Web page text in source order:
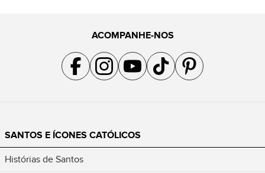
ACOMPANHE-NOS
Acompanhe a gente no Facebook
Acompanhe a gente no Instagram
Acompanhe a gente no YouTube
Acompanhe a gente no TikTok
Acompanhe a gente no
SANTOS E ÍCONES CATÓLICOS
Histórias de Santos